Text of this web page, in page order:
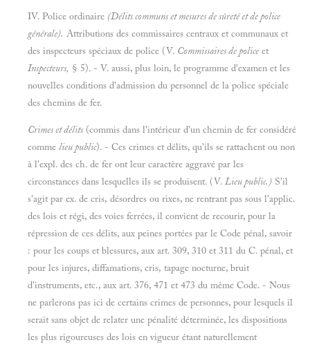
IV. Police ordinaire (Délits communs et mesures de sûreté et de police
générale). Attributions des commissaires centraux et communaux et
des inspecteurs spéciaux de police (V. Commissaires de police et
Inspecteurs, § 5). - V. aussi, plus loin, le programme d'examen et les
nouvelles conditions d'admission du personnel de la police spéciale
des chemins de fer.
Crimes et délits (commis dans l'intérieur d'un chemin de fer considéré
comme lieu public). - Ces crimes et délits, qu'ils se rattachent ou non
à l'expl. des ch. de fer ont leur caractère aggravé par les
circonstances dans lesquelles ils se produisent. (V. Lieu public.) S'il
s'agit par ex. de cris, désordres ou rixes, ne rentrant pas sous l'applic.
des lois et régi, des voies ferrées, il convient de recourir, pour la
répression de ces délits, aux peines portées par le Code pénal, savoir
: pour les coups et blessures, aux art. 309, 310 et 311 du C. pénal, et
pour les injures, diffamations, cris, tapage nocturne, bruit
d'instruments, etc., aux art. 376, 471 et 473 du même Code. - Nous
ne parlerons pas ici de certains crimes de personnes, pour lesquels il
serait sans objet de relater une pénalité déterminée, les dispositions
les plus rigoureuses des lois en vigueur étant naturellement